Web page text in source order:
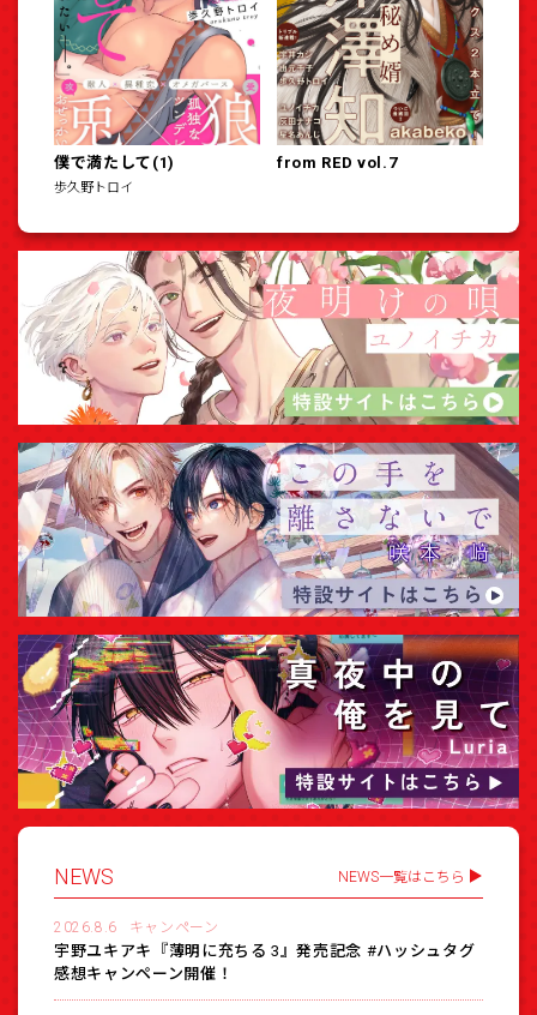
僕で満たして(1)
歩久野トロイ
from RED vol.7
NEWS NEWS一覧はこちら
2026.8.6 キャンペーン
宇野ユキアキ『薄明に充ちる 3』発売記念 #ハッシュタグ
感想キャンペーン開催！